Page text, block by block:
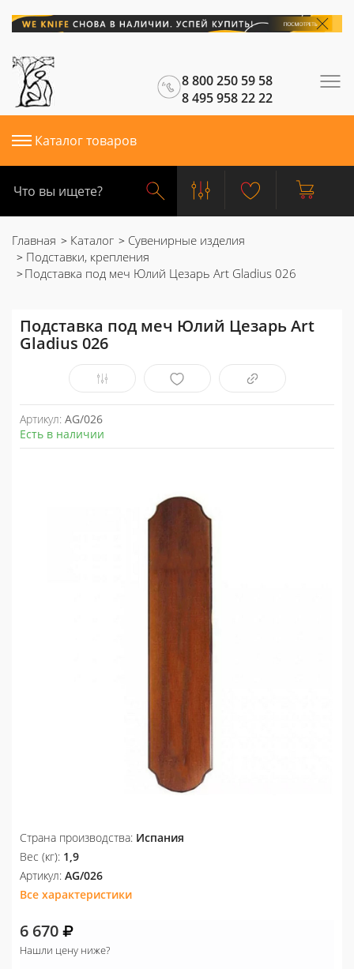
8 800 250 59 58
8 495 958 22 22
Каталог товаров
Главная Каталог
Сувенирные изделия
Подставки, крепления
Подставка под меч Юлий Цезарь Art Gladius 026
Подставка под меч Юлий Цезарь Art
Gladius 026
Артикул: AG/026
Есть в наличии
Страна производства: Испания
Вес (кг): 1,9
Артикул: AG/026
Все характеристики
6 670
Нашли цену ниже?